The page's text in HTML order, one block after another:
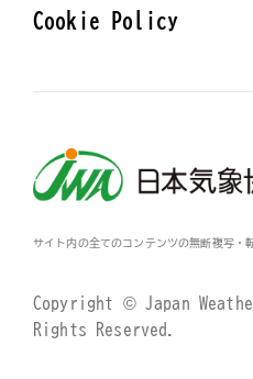
Cookie Policy
Copyright © Japan
Rights Reserved.
サイト内の全てのコンテンツの無断複写・